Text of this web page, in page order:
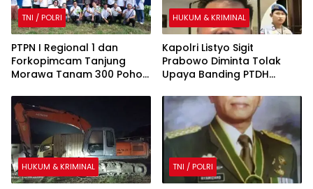
TNI / POLRI
PTPN I Regional 1 dan
Forkopimcam Tanjung
Morawa Tanam 300 Pohon
HUT Deli Serdang ke-80
HUKUM & KRIMINAL
Kapolri Listyo Sigit
Prabowo Diminta Tolak
Upaya Banding PTDH
HUKUM & KRIMINAL TNI / POLRI